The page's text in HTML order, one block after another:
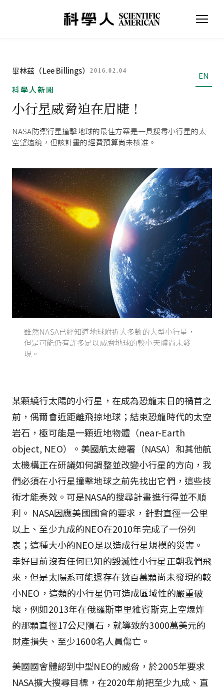
畢林茲（Lee Billings） 2016.02.04
EN
科學人新聞
小行星威脅迫在眉睫！
NASA防禦行星撞擊地球的最佳方案是一具搜尋小行星的太
空望遠鏡，但該計畫的經費預算尚未核准。
雖然NASA已經知道地球附近大多數的大型小行星，
但是可能仍有許多足以威脅地球的較小天體尚未發
現。
某顆繞行太陽的小行星，在成為恐龍末日的禍首之
前，偶爾會近距離飛掠地球；結束恐龍時代的太空
岩石，極可能是一顆近地物體（near-Earth
object, NEO）。美國航太總署（NASA）和其他航
太機構正在研議如何調整並改變小行星的方向，我
們必須在小行星撞擊地球之前先找出它們，這些技
術才能奏效。可是NASA的搜尋計畫進行得並不順
利。 NASA因應美國國會的要求，針對直徑一公里
以上、至少九成的NEO在2010年完成了一份列
表；這種大小的NEO足以造成行星規模的災害。
幸好目前沒有任何已知的毀滅性小行星正朝我們飛
來，但是太陽系可能還存在數百萬顆尚未發現的較
小NEO，這類的小行星仍可造成區域性的嚴重破
壞，例如2013年在俄羅斯車里雅賓斯克上空爆炸
的那顆直徑17公尺隕石，就導致約3000萬美元的
財產損失、至少1600名人員傷亡。
美國國會體認到中型NEO的威脅，於2005年要求
NASA擴大搜尋目標，在2020年前把至少九成、直